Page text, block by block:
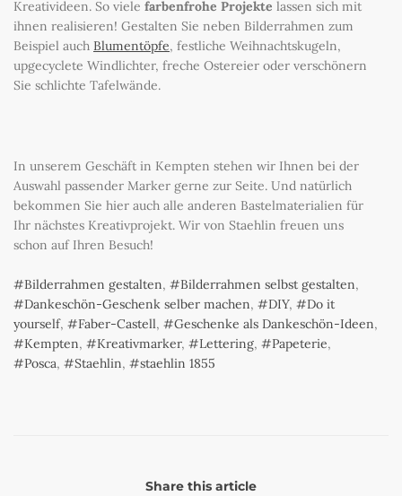
Kreativideen. So viele farbenfrohe Projekte lassen sich mit
ihnen realisieren! Gestalten Sie neben Bilderrahmen zum
Beispiel auch Blumentöpfe, festliche Weihnachtskugeln,
upgecyclete Windlichter, freche Ostereier oder verschönern
Sie schlichte Tafelwände.
In unserem Geschäft in Kempten stehen wir Ihnen bei der
Auswahl passender Marker gerne zur Seite. Und natürlich
bekommen Sie hier auch alle anderen Bastelmaterialien für
Ihr nächstes Kreativprojekt. Wir von Staehlin freuen uns
schon auf Ihren Besuch!
Bilderrahmen gestalten, Bilderrahmen selbst gestalten,
Dankeschön-Geschenk selber machen, DIY,
Do it
yourself, Faber-Castell, Geschenke als Dankeschön-Ideen,
Kempten, Kreativmarker, Lettering, Papeterie,
Posca, Staehlin, staehlin 1855
Share this article